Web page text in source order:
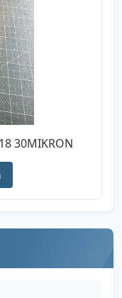
30MIKRON